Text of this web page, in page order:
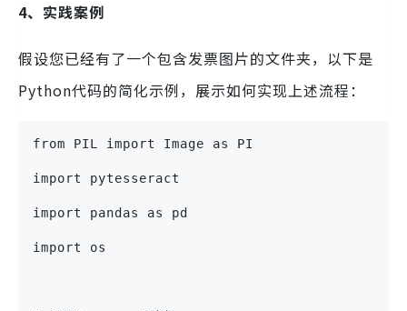
4、实践案例
假设您已经有了一个包含发票图片的文件夹，以下是
Python代码的简化示例，展示如何实现上述流程：
from PIL import Image as PI
import pytesseract
import pandas as pd
import os